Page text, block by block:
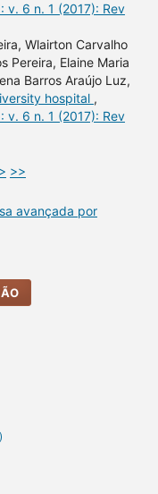
v. 6 n. 1 (2017): Rev
Wlairton Carvalho
Pereira, Elaine Maria
Barros Araújo Luz,
hospital ,
v. 6 n. 1 (2017): Rev
> >>
avançada por